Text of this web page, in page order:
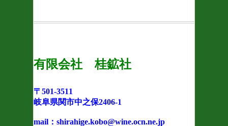
有限会社 桂鉱社
〒501-3511
岐阜県関市中之保2406-1
mail：shirahige.kobo@wine.ocn.ne.jp